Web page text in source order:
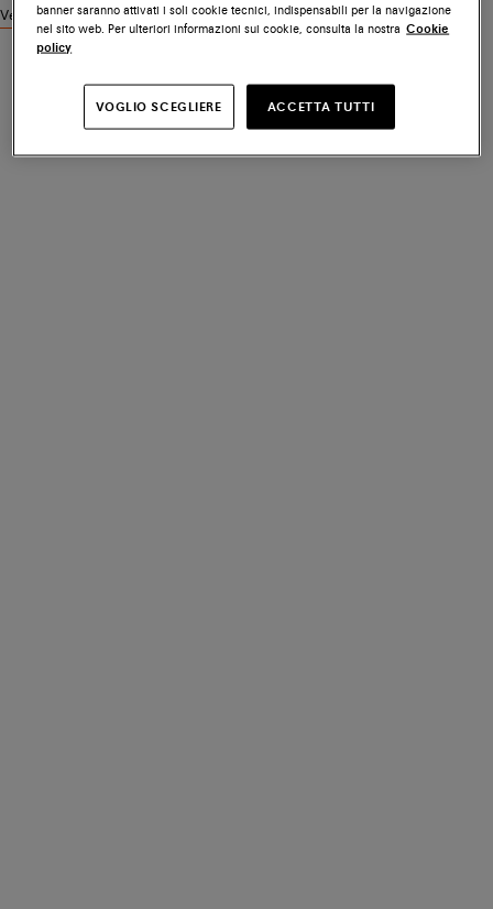
Vedi prodotti simili
banner saranno attivati i soli cookie tecnici, indispensabili per la navigazione
nel sito web. Per ulteriori informazioni sui cookie, consulta la nostra Cookie
policy
VOGLIO SCEGLIERE ACCETTA TUTTI